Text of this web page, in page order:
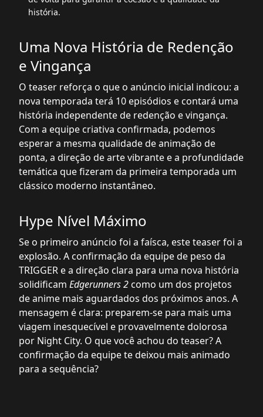
história.
Uma Nova História de Redenção
e Vingança
O teaser reforça o que o anúncio inicial indicou: a
nova temporada terá 10 episódios e contará uma
história independente de redenção e vingança.
Com a equipe criativa confirmada, podemos
esperar a mesma qualidade de animação de
ponta, a direção de arte vibrante e a profundidade
temática que fizeram da primeira temporada um
clássico moderno instantâneo.
Hype Nível Máximo
Se o primeiro anúncio foi a faísca, este teaser foi a
explosão. A confirmação da equipe de peso da
TRIGGER e a direção clara para uma nova história
solidificam Edgerunners 2 como um dos projetos
de anime mais aguardados dos próximos anos. A
mensagem é clara: preparem-se para mais uma
viagem inesquecível e provavelmente dolorosa
por Night City. O que você achou do teaser? A
confirmação da equipe te deixou mais animado
para a sequência?